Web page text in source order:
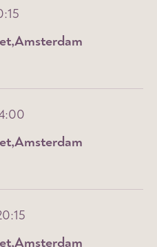
Amsterdam
Amsterdam
Amsterdam